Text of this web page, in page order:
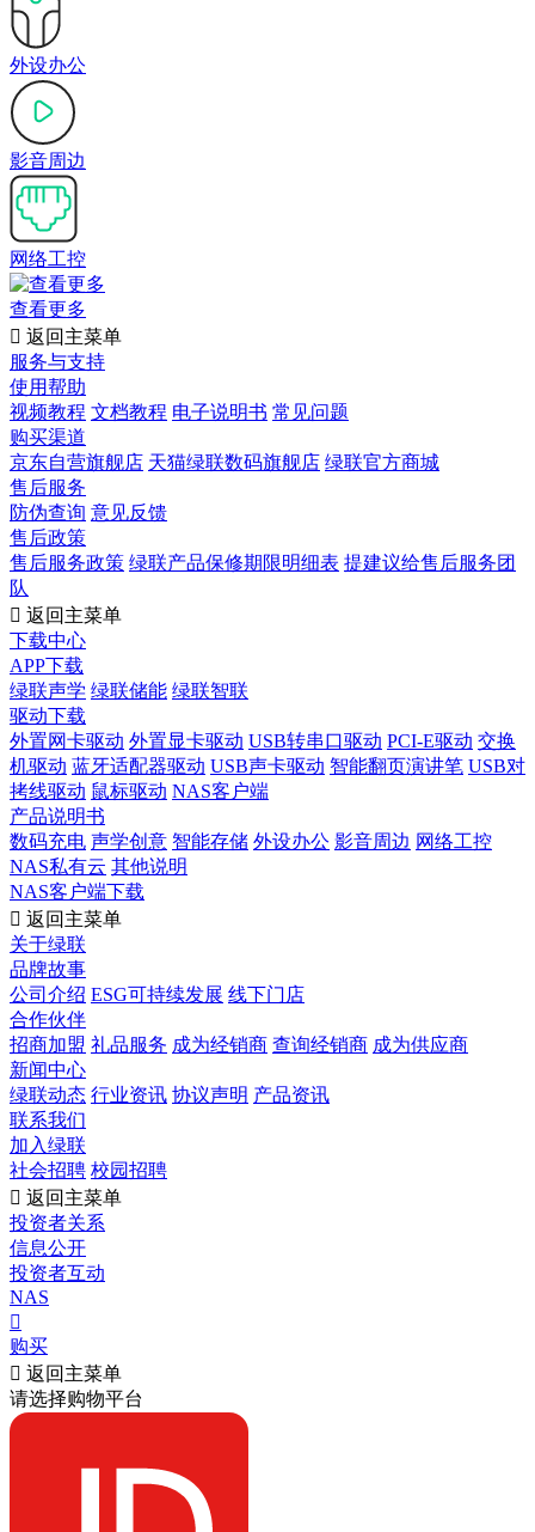
外设办公
影音周边
网络工控
查看更多
 返回主菜单
服务与支持
使用帮助
视频教程 文档教程 电子说明书 常见问题
购买渠道
京东自营旗舰店 天猫绿联数码旗舰店 绿联官方商城
售后服务
防伪查询 意见反馈
售后政策
售后服务政策 绿联产品保修期限明细表 提建议给售后服务团
队
 返回主菜单
下载中心
APP下载
绿联声学 绿联储能 绿联智联
驱动下载
外置网卡驱动 外置显卡驱动 USB转串口驱动 PCI-E驱动 交换
机驱动 蓝牙适配器驱动 USB声卡驱动 智能翻页演讲笔 USB对
拷线驱动 鼠标驱动 NAS客户端
产品说明书
数码充电 声学创意 智能存储 外设办公 影音周边 网络工控
NAS私有云 其他说明
NAS客户端下载
 返回主菜单
关于绿联
品牌故事
公司介绍 ESG可持续发展 线下门店
合作伙伴
招商加盟 礼品服务 成为经销商 查询经销商 成为供应商
新闻中心
绿联动态 行业资讯 协议声明 产品资讯
联系我们
加入绿联
社会招聘 校园招聘
 返回主菜单
投资者关系
信息公开
投资者互动
NAS

购买
 返回主菜单
请选择购物平台